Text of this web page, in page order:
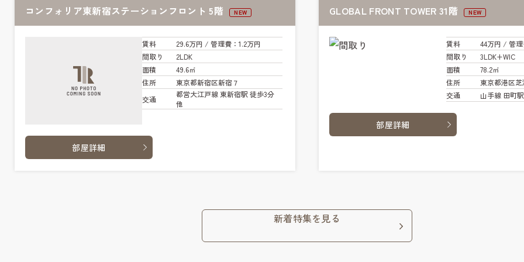
コンフォリア東新宿ステーションフロント 5階 NEW
賃料 29.6万円 / 管理費：1.2万円
間取り
2LDK
面積
49.6㎡
住所
東京都新宿区新宿７
交通
都営大江戸線 東新宿駅 徒歩3分
他
部屋詳細
GLOBAL FRONT TOWER 31階 NEW
賃料 44万円 / 管
間取り
3LDK+WIC
面積
78.2㎡
住所
東京都港区芝
交通
山手線 田町
部屋詳細
新着特集を見る